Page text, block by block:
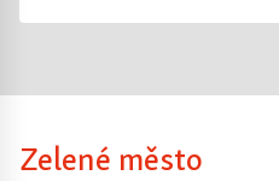
Zelené město